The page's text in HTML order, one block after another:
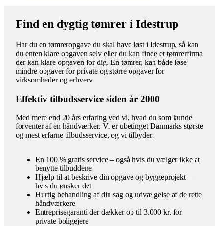
Find en dygtig tømrer i Idestrup
Har du en tømreropgave du skal have løst i Idestrup, så kan
du enten klare opgaven selv eller du kan finde et tømrerfirma
der kan klare opgaven for dig. En tømrer, kan både løse
mindre opgaver for private og større opgaver for
virksomheder og erhverv.
Effektiv tilbudsservice siden år 2000
Med mere end 20 års erfaring ved vi, hvad du som kunde
forventer af en håndværker. Vi er ubetinget Danmarks største
og mest erfarne tilbudsservice, og vi tilbyder:
En 100 % gratis service – også hvis du vælger ikke at
benytte tilbuddene
Hjælp til at beskrive din opgave og byggeprojekt –
hvis du ønsker det
Hurtig behandling af din sag og udvælgelse af de rette
håndværkere
Entreprisegaranti der dækker op til 3.000 kr. for
private boligejere